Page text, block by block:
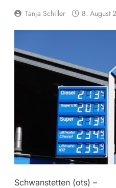
Tanja Schiller 8. August
Schwanstetten (ots) –